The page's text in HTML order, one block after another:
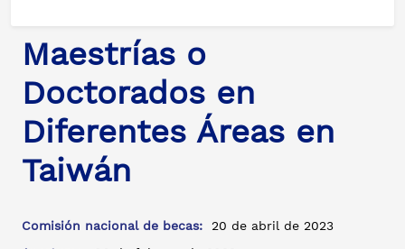
Maestrías o
Doctorados en
Diferentes Áreas en
Taiwán
Comisión nacional de becas: 20 de abril de 2023